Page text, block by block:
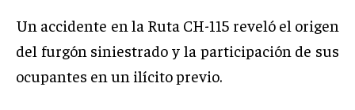
Un accidente en la Ruta CH-115 reveló el origen
del furgón siniestrado y la participación de sus
ocupantes en un ilícito previo.